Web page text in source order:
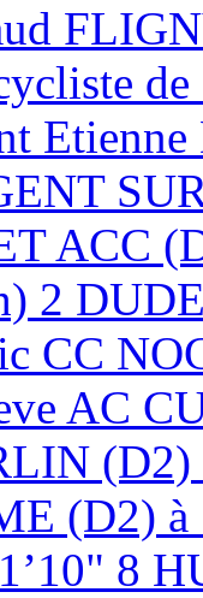
ACC
2
CC
AC
(D2)
8